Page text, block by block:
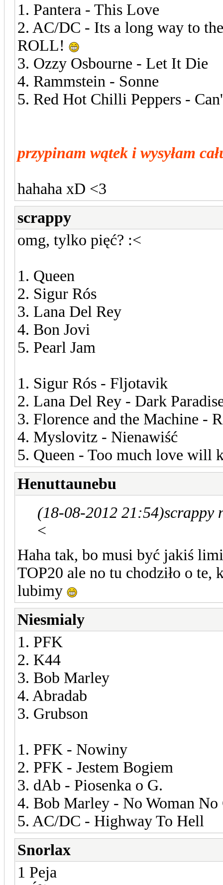
1. Pantera - This Love
2. AC/DC - Its a long way to
ROLL!
3. Ozzy Osbourne - Let It Die
4. Rammstein - Sonne
5. Red Hot Chilli Peppers -
przypinam wątek i wysyłam
hahaha xD <3
scrappy
omg, tylko pięć? :<
1. Queen
2. Sigur Rós
3. Lana Del Rey
4. Bon Jovi
5. Pearl Jam
1. Sigur Rós - Fljotavik
2. Lana Del Rey - Dark
3. Florence and the Machine -
4. Myslovitz - Nienawiść
5. Queen - Too much love will
Henuttaunebu
(18-08-2012 21:54)scrappy
<
Haha tak, bo musi być jakiś
TOP20 ale no tu chodziło o
lubimy
Niesmialy
1. PFK
2. K44
3. Bob Marley
4. Abradab
3. Grubson
1. PFK - Nowiny
2. PFK - Jestem Bogiem
3. dAb - Piosenka o G.
4. Bob Marley - No Woman No
5. AC/DC - Highway To Hell
Snorlax
1 Peja